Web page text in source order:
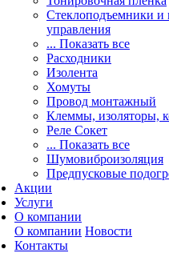
Стеклоподъемники и
управления
... Показать все
Расходники
Изолента
Хомуты
Провод монтажный
Клеммы, изоляторы,
Реле Сокет
... Показать все
Шумовиброизоляция
Предпусковые
Акции
Услуги
О компании
О компании Новости
Контакты